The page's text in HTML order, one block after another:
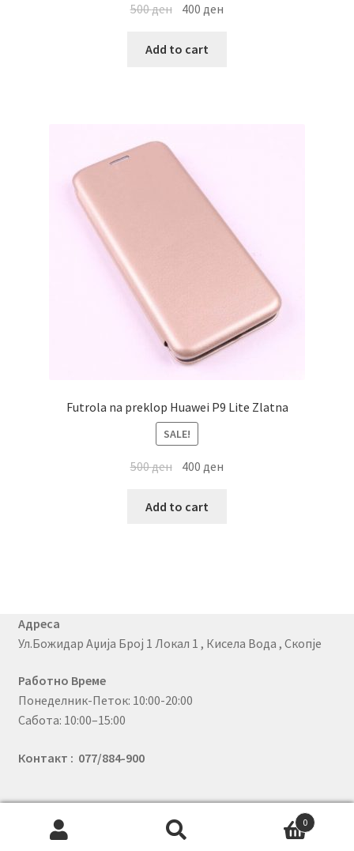
500ден 400ден
Add to cart
Futrola na preklop Huawei P9 Lite Zlatna
SALE!
500ден 400 ден
Add to cart
Адреса
Ул.Божидар Аџија Број 1 Локал 1 , Кисела Вода , Скопје
Работно Време
Понеделник-Петок: 10:00-20:00
Сабота: 10:00–15:00
Контакт : 077/884-900
© PhoneX 2026
0